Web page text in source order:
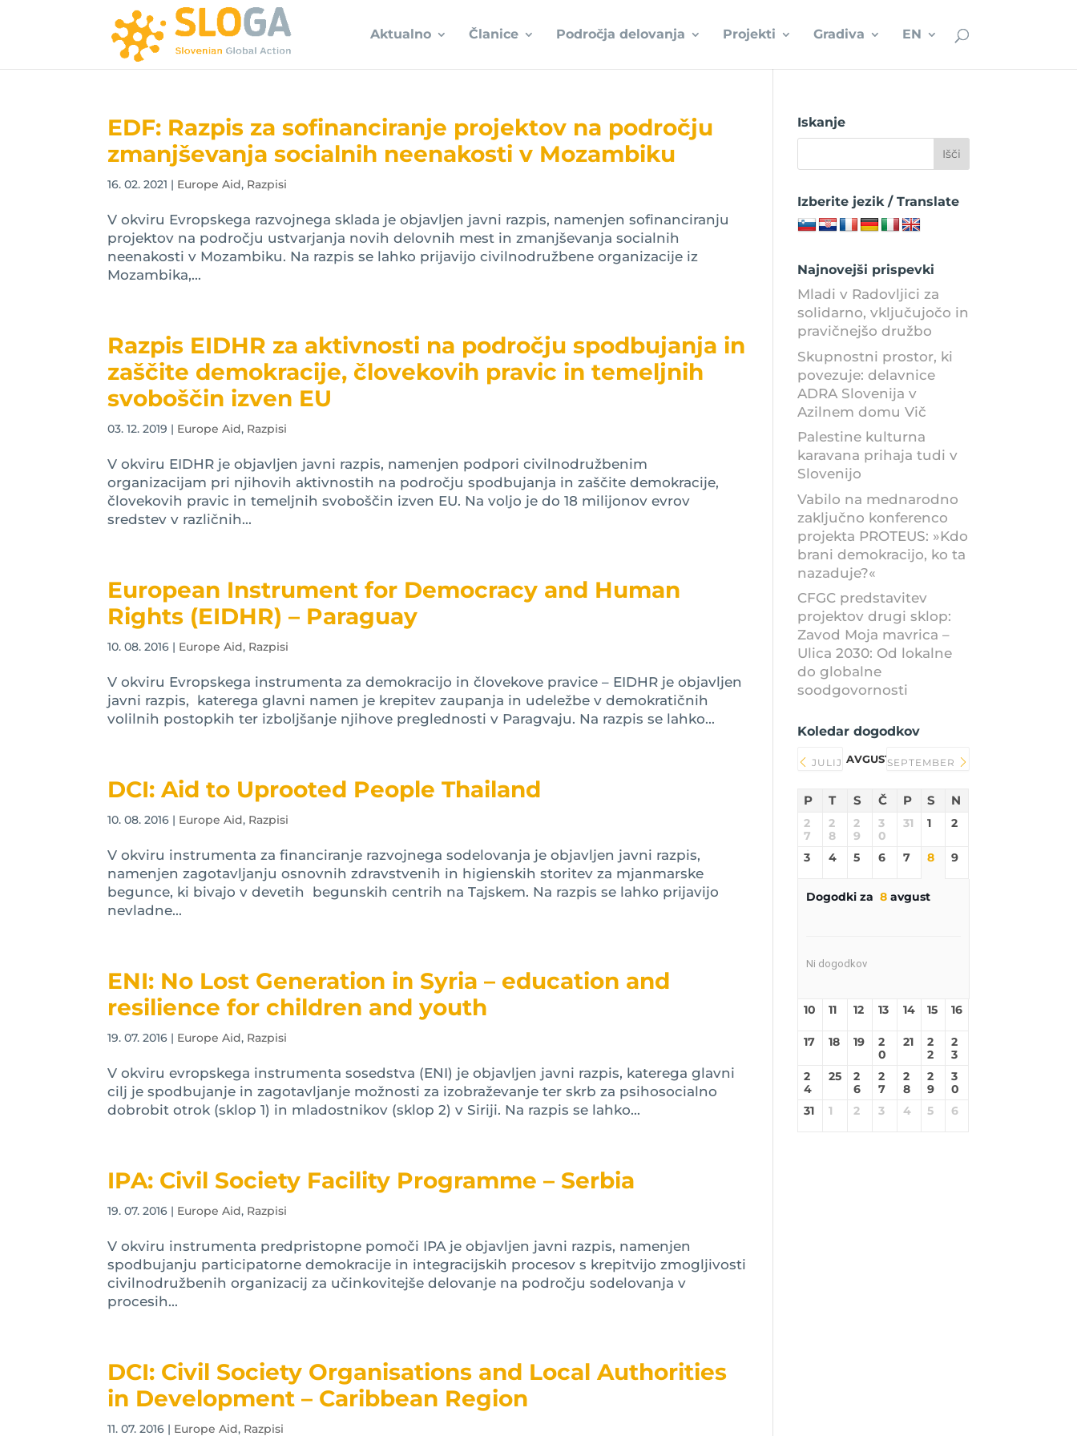
Aktualno Članice Področja delovanja Projekti Gradiva EN
EDF: Razpis za sofinanciranje projektov na področju
zmanjševanja socialnih neenakosti v Mozambiku
16. 02. 2021 | Europe Aid, Razpisi
V okviru Evropskega razvojnega sklada je objavljen javni razpis, namenjen sofinanciranju
projektov na področju ustvarjanja novih delovnih mest in zmanjševanja socialnih
neenakosti v Mozambiku. Na razpis se lahko prijavijo civilnodružbene organizacije iz
Mozambika,...
Razpis EIDHR za aktivnosti na področju spodbujanja in
zaščite demokracije, človekovih pravic in temeljnih
svoboščin izven EU
03. 12. 2019 | Europe Aid, Razpisi
V okviru EIDHR je objavljen javni razpis, namenjen podpori civilnodružbenim
organizacijam pri njihovih aktivnostih na področju spodbujanja in zaščite demokracije,
človekovih pravic in temeljnih svoboščin izven EU. Na voljo je do 18 milijonov evrov
sredstev v različnih...
European Instrument for Democracy and Human
Rights (EIDHR) – Paraguay
10. 08. 2016 | Europe Aid, Razpisi
V okviru Evropskega instrumenta za demokracijo in človekove pravice – EIDHR je objavljen
javni razpis, katerega glavni namen je krepitev zaupanja in udeležbe v demokratičnih
volilnih postopkih ter izboljšanje njihove preglednosti v Paragvaju. Na razpis se lahko...
DCI: Aid to Uprooted People Thailand
10. 08. 2016 | Europe Aid, Razpisi
V okviru instrumenta za financiranje razvojnega sodelovanja je objavljen javni razpis,
namenjen zagotavljanju osnovnih zdravstvenih in higienskih storitev za mjanmarske
begunce, ki bivajo v devetih begunskih centrih na Tajskem. Na razpis se lahko prijavijo
nevladne...
ENI: No Lost Generation in Syria – education and
resilience for children and youth
19. 07. 2016 | Europe Aid, Razpisi
V okviru evropskega instrumenta sosedstva (ENI) je objavljen javni razpis, katerega glavni
cilj je spodbujanje in zagotavljanje možnosti za izobraževanje ter skrb za psihosocialno
dobrobit otrok (sklop 1) in mladostnikov (sklop 2) v Siriji. Na razpis se lahko...
IPA: Civil Society Facility Programme – Serbia
19. 07. 2016 | Europe Aid, Razpisi
V okviru instrumenta predpristopne pomoči IPA je objavljen javni razpis, namenjen
spodbujanju participatorne demokracije in integracijskih procesov s krepitvijo zmogljivosti
civilnodružbenih organizacij za učinkovitejše delovanje na področju sodelovanja v
procesih...
DCI: Civil Society Organisations and Local Authorities
in Development – Caribbean Region
11. 07. 2016 | Europe Aid, Razpisi
Iskanje
Izberite jezik / Translate
Najnovejši prispevki
Mladi v Radovljici za
solidarno, vključujočo in
pravičnejšo družbo
Skupnostni prostor, ki
povezuje: delavnice
ADRA Slovenija v
Azilnem domu Vič
Palestine kulturna
karavana prihaja tudi v
Slovenijo
Vabilo na mednarodno
zaključno konferenco
projekta PROTEUS: »Kdo
brani demokracijo, ko ta
nazaduje?«
CFGC predstavitev
projektov drugi sklop:
Zavod Moja mavrica –
Ulica 2030: Od lokalne
do globalne
soodgovornosti
Koledar dogodkov
JULIJ AVGUST 2026SEPTEMBER
P T S Č P S N
2
7
2
8
2
9
3
0
31 1 2
3 4 5 6 7 8 9
Dogodki za 8avgust
Ni dogodkov
10 11 12 13 14 15 16
17 18 19
2
0
21
2
2
2
3
2
4
25
2
6
2
7
2
8
2
9
3
0
31
1 2 3 4 5 6